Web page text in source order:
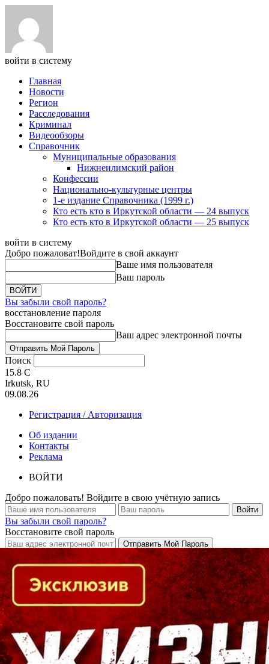
войти в систему
Главная
Новости
Регион
Расследования
Криминал
Видеообзоры
Справочник
Муниципальные образования
Нижнеилимский район
Конфессии
Национально-культурные центры
1-е издание Справочника (1999 г.)
Кто есть кто в Иркутской области — 24 выпуск
Кто есть кто в Иркутской области — 25 выпуск
войти в систему
Добро пожаловат!Войдите в свой аккаунт
Ваше имя пользователя
Ваш пароль
Вы забыли свой пароль?
восстановление пароля
Восстановите свой пароль
Ваш адрес электронной почты
Поиск
15.8 C
Irkutsk, RU
09.08.26
Регистрация / Авторизация
Об издании
Контакты
Реклама
ВОЙТИ
Добро пожаловать! Войдите в свою учётную запись
Вы забыли свой пароль?
Восстановите свой пароль
Кто есть кто в Байкальском регионе